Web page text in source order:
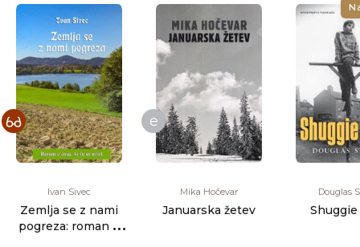
Ivan Sivec
Zemlja se z nami
pogreza: roman o
e
Mika Hočevar
Januarska žetev
Douglas